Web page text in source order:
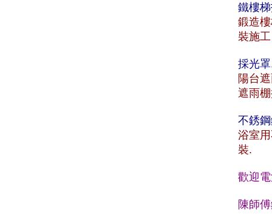
鐵樓
鍛造
裝施工
採光
陽台
遮雨
不銹
浴室
裝.
歡迎
陳師